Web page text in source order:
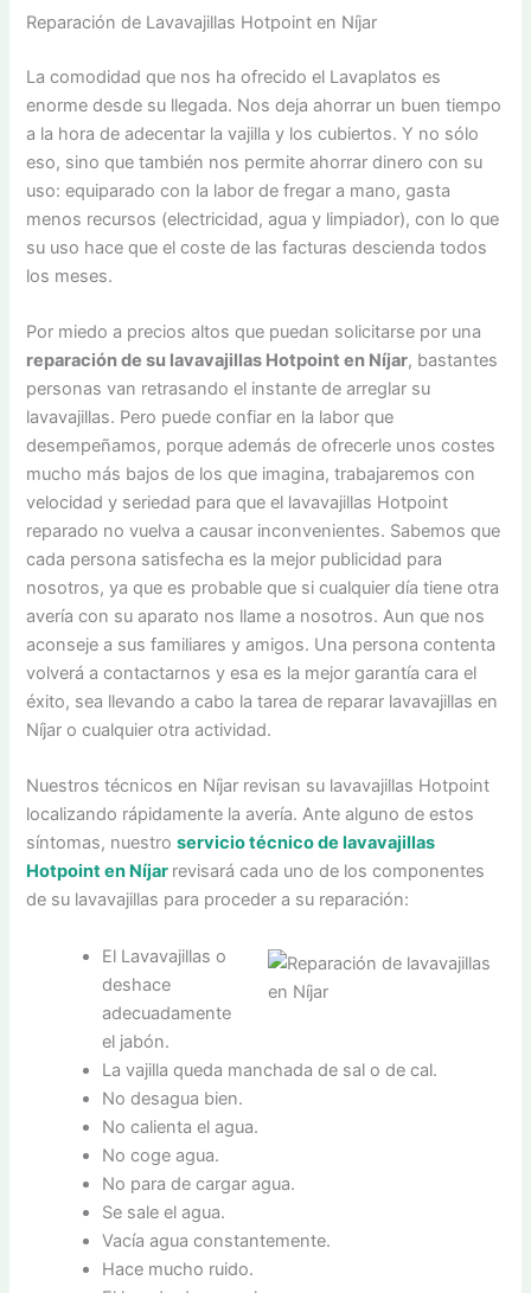
Reparación de Lavavajillas Hotpoint en Níjar
La comodidad que nos ha ofrecido el Lavaplatos es
enorme desde su llegada. Nos deja ahorrar un buen tiempo
a la hora de adecentar la vajilla y los cubiertos. Y no sólo
eso, sino que también nos permite ahorrar dinero con su
uso: equiparado con la labor de fregar a mano, gasta
menos recursos (electricidad, agua y limpiador), con lo que
su uso hace que el coste de las facturas descienda todos
los meses.
Por miedo a precios altos que puedan solicitarse por una
reparación de su lavavajillas Hotpoint en Níjar, bastantes
personas van retrasando el instante de arreglar su
lavavajillas. Pero puede confiar en la labor que
desempeñamos, porque además de ofrecerle unos costes
mucho más bajos de los que imagina, trabajaremos con
velocidad y seriedad para que el lavavajillas Hotpoint
reparado no vuelva a causar inconvenientes. Sabemos que
cada persona satisfecha es la mejor publicidad para
nosotros, ya que es probable que si cualquier día tiene otra
avería con su aparato nos llame a nosotros. Aun que nos
aconseje a sus familiares y amigos. Una persona contenta
volverá a contactarnos y esa es la mejor garantía cara el
éxito, sea llevando a cabo la tarea de reparar lavavajillas en
Níjar o cualquier otra actividad.
Nuestros técnicos en Níjar revisan su lavavajillas Hotpoint
localizando rápidamente la avería. Ante alguno de estos
síntomas, nuestroservicio técnico de lavavajillas
Hotpoint en Níjar revisará cada uno de los componentes
de su lavavajillas para proceder a su reparación:
El Lavavajillas o
deshace
adecuadamente
el jabón.
La vajilla queda manchada de sal o de cal.
No desagua bien.
No calienta el agua.
No coge agua.
No para de cargar agua.
Se sale el agua.
Vacía agua constantemente.
Hace mucho ruido.